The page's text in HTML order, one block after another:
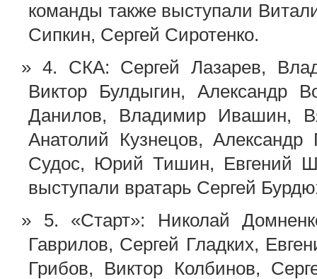
команды также выступали
Сипкин, Сергей Сиротенко.
4. СКА: Сергей Лазарев,
Виктор Булдыгин, Александр
Данилов, Владимир Ивашин,
Анатолий Кузнецов,
Судос, Юрий Тишин, Евгений
выступали вратарь Сергей
5. «Старт»: Николай
Гаврилов, Сергей Гладких,
Грибов, Виктор Колбинов,